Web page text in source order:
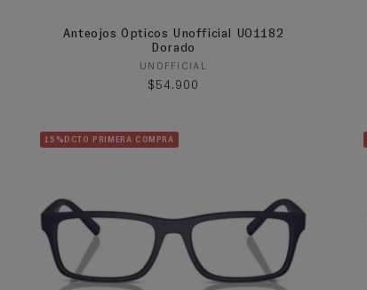
Anteojos Ópticos Unofficial UO1182
Dorado
Proveedor:
UNOFFICIAL
Precio habitual
$54.900
15%DCTO PRIMERA COMPRA